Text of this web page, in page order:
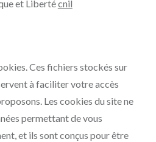
et Libertécnil
Ces fichiers stockés sur
à faciliter votre accès
Les cookies du site ne
permettant de vous
et ils sont conçus pour être